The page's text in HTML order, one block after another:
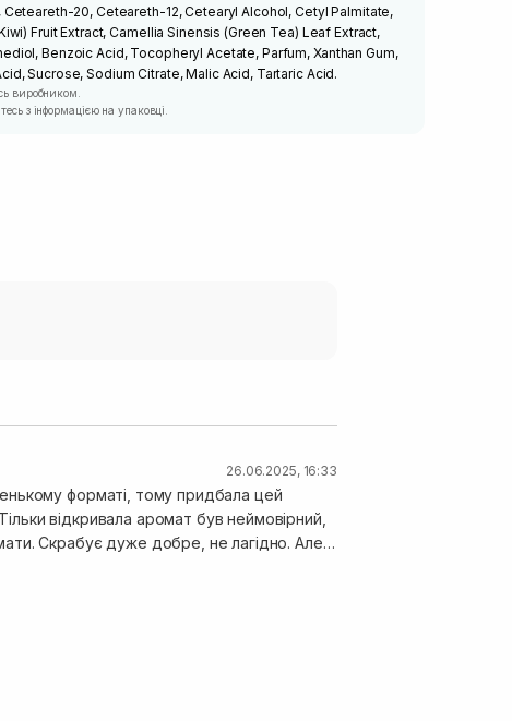
20, Ceteareth-12, Cetearyl Alcohol, Cetyl Palmitate,
Fruit Extract, Camellia Sinensis (Green Tea) Leaf Extract,
Benzoic Acid, Tocopheryl Acetate, Parfum, Xanthan Gum,
Sucrose, Sodium Citrate, Malic Acid, Tartaric Acid.
виробником.
з інформацією на упаковці.
26.06.2025, 16:33
форматі, тому придбала цей
Скрабує дуже добре, не лагідно. Але
частинки( морська сіль, вони не
також не розчиняються). Завдяки
і буде гарно згладжувати шкіру та
занадто «олійні» скраби, наче ти взагалі
упаковки вистачить на 2-3 рази. Буду